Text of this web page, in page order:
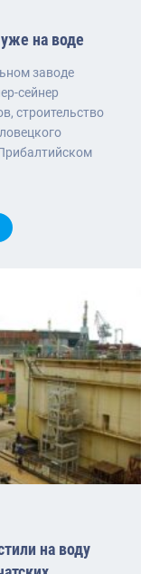
на воде
заводе
сейнер
строительство
на воду